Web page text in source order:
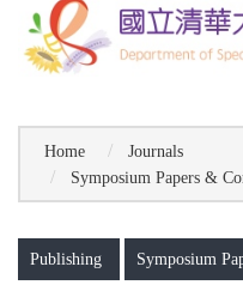
Home
Journals
Symposium Papers &
Publishing Symposium